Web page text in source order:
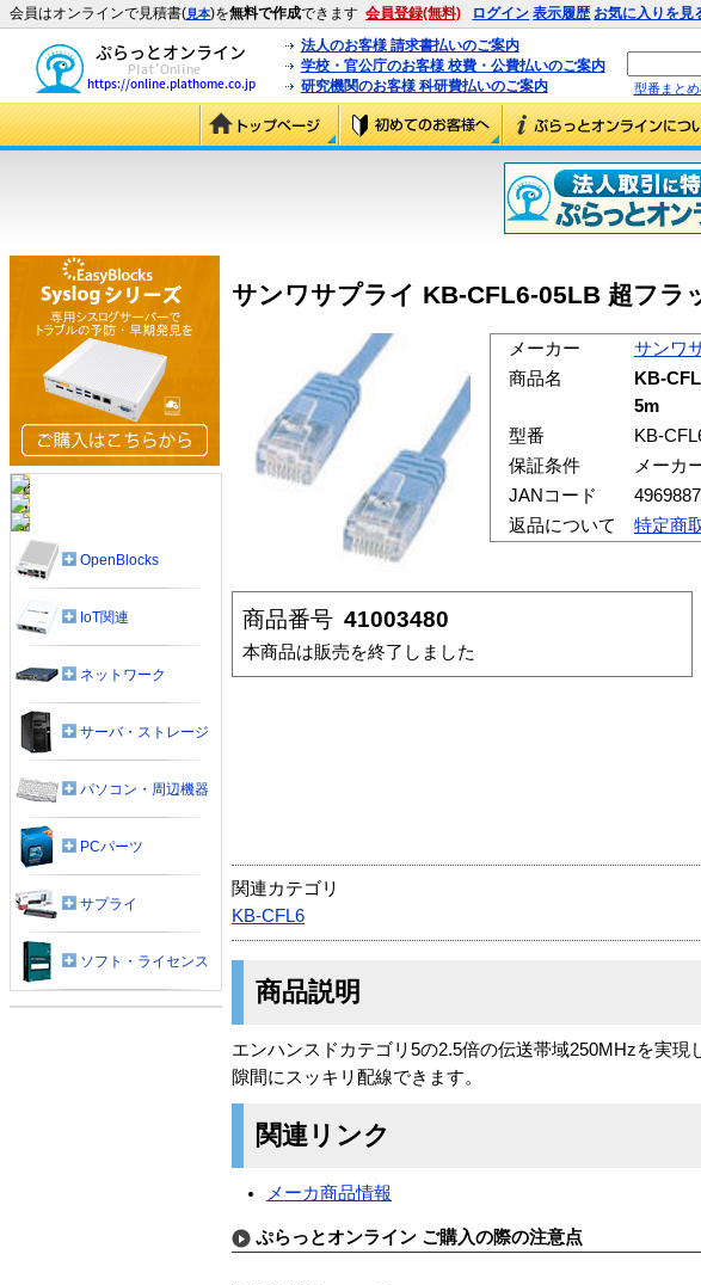
会員はオンラインで見積書(見本)を無料で作成できます 会員登録(無料) ログイン 表示履歴 お気に入りを見
法人のお客様 請求書払いのご案内
学校・官公庁のお客様 校費・公費払いのご案内
研究機関のお客様 科研費払いのご案内
型番まと
サンワサプライ KB-CFL6-05LB 超フ
メーカー
サンワ
商品名
KB-
5m
型番
KB-
保証条件
メーカ
JANコード
返品について
特定商
商品番号 41003480
本商品は販売を終了しました
関連カテゴリ
KB-CFL6
商品説明
エンハンスドカテゴリ5の2.5倍の伝送帯域250MHzを実
隙間にスッキリ配線できます。
関連リンク
メーカ商品情報
ぷらっとオンライン ご購入の際の注意点
OpenBlocks
IoT関連
ネットワーク
サーバ・ストレージ
パソコン・周辺機器
PCパーツ
サプライ
ソフト・ライセンス